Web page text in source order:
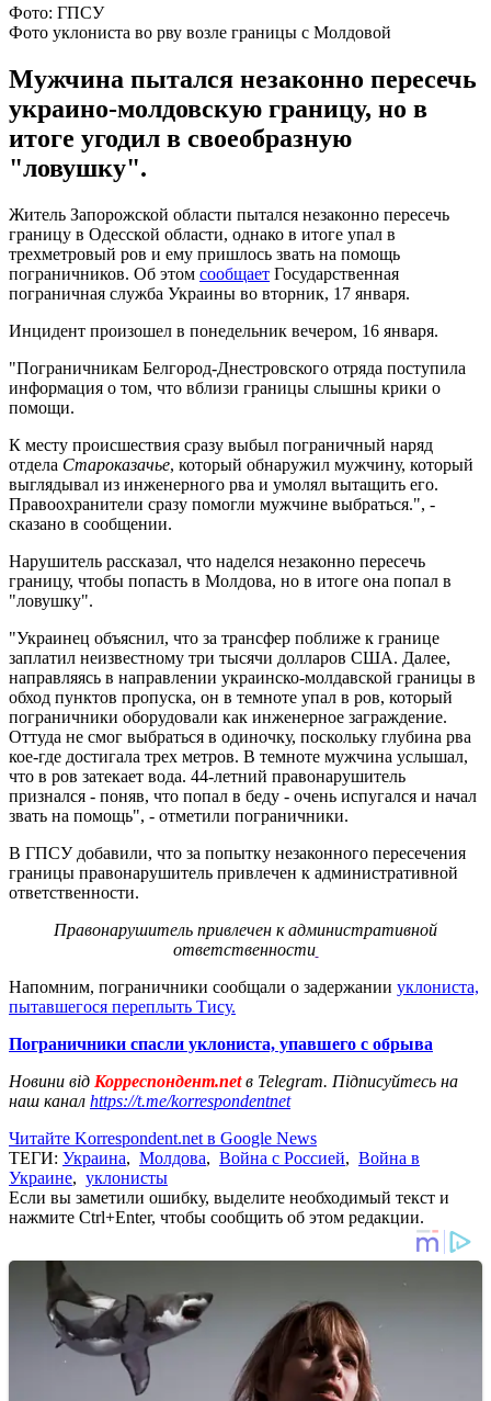
Фото: ГПСУ
Фото уклониста во рву возле границы с Молдовой
Мужчина пытался незаконно пересечь
украино-молдовскую границу, но в
итоге угодил в своеобразную
"ловушку".
Житель Запорожской области пытался незаконно пересечь
границу в Одесской области, однако в итоге упал в
трехметровый ров и ему пришлось звать на помощь
пограничников. Об этом сообщает Государственная
пограничная служба Украины во вторник, 17 января.
Инцидент произошел в понедельник вечером, 16 января.
"Пограничникам Белгород-Днестровского отряда поступила
информация о том, что вблизи границы слышны крики о
помощи.
К месту происшествия сразу выбыл пограничный наряд
отдела Староказачье, который обнаружил мужчину, который
выглядывал из инженерного рва и умолял вытащить его.
Правоохранители сразу помогли мужчине выбраться.", -
сказано в сообщении.
Нарушитель рассказал, что наделся незаконно пересечь
границу, чтобы попасть в Молдова, но в итоге она попал в
"ловушку".
"Украинец объяснил, что за трансфер поближе к границе
заплатил неизвестному три тысячи долларов США. Далее,
направляясь в направлении украинско-молдавской границы в
обход пунктов пропуска, он в темноте упал в ров, который
пограничники оборудовали как инженерное заграждение.
Оттуда не смог выбраться в одиночку, поскольку глубина рва
кое-где достигала трех метров. В темноте мужчина услышал,
что в ров затекает вода. 44-летний правонарушитель
признался - поняв, что попал в беду - очень испугался и начал
звать на помощь", - отметили пограничники.
В ГПСУ добавили, что за попытку незаконного пересечения
границы правонарушитель привлечен к административной
ответственности.
Правонарушитель привлечен к административной
ответственности
Напомним, пограничники сообщали о задержании уклониста,
пытавшегося переплыть Тису.
Пограничники спасли уклониста, упавшего с обрыва
Новини від Корреспондент.netв Telegram. Підписуйтесь на
наш канал https://t.me/korrespondentnet
Читайте Korrespondent.net в Google News
ТЕГИ: Украина, Молдова, Война с Россией, Война в
Украине, уклонисты
Если вы заметили ошибку, выделите необходимый текст и
нажмите Ctrl+Enter, чтобы сообщить об этом редакции.